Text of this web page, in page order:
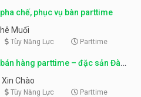
chế, phục vụ bàn parttime
Muối
Tùy Năng Lực Parttime
hàng parttime – đặc sản Đà
Chào
Tùy Năng Lực Parttime